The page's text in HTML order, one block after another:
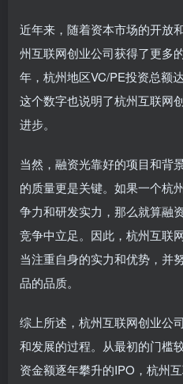
近年来，随着资本市场的开放
州互联网创业公司获得了更多
年，杭州地区VC/PE投资总额
这个数字也说明了杭州互联网
进步。
当然，融资光靠好的项目和背
的质量更是关键。如果一个杭
争力和研发实力，那么就算融
竞争中立足。因此，杭州互联
当注重自身的实力和优势，并
品的品质。
综上所述，杭州互联网创业公
和发展的过程。从最初的门槛
资金额逐年攀升的IPO，杭州